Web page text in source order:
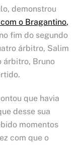
demonstrou
o Bragantino,
fim do segundo
árbitro, Salim
árbitro, Bruno
que havia
desse sua
momentos
com que o